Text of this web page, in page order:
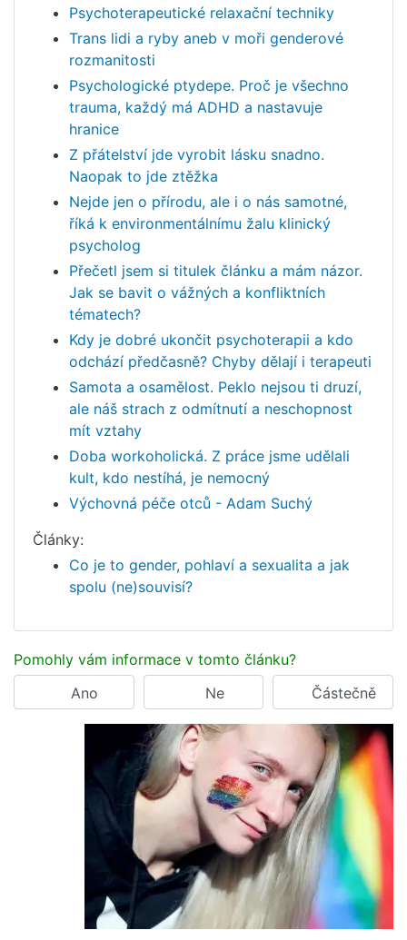
Psychoterapeutické relaxační techniky
Trans lidi a ryby aneb v moři genderové
rozmanitosti
Psychologické ptydepe. Proč je všechno
trauma, každý má ADHD a nastavuje
hranice
Z přátelství jde vyrobit lásku snadno.
Naopak to jde ztěžka
Nejde jen o přírodu, ale i o nás samotné,
říká k environmentálnímu žalu klinický
psycholog
Přečetl jsem si titulek článku a mám názor.
Jak se bavit o vážných a konfliktních
tématech?
Kdy je dobré ukončit psychoterapii a kdo
odchází předčasně? Chyby dělají i terapeuti
Samota a osamělost. Peklo nejsou ti druzí,
ale náš strach z odmítnutí a neschopnost
mít vztahy
Doba workoholická. Z práce jsme udělali
kult, kdo nestíhá, je nemocný
Výchovná péče otců - Adam Suchý
Články:
Co je to gender, pohlaví a sexualita a jak
spolu (ne)souvisí?
Pomohly vám informace v tomto článku?
Ano
Ne Částečně